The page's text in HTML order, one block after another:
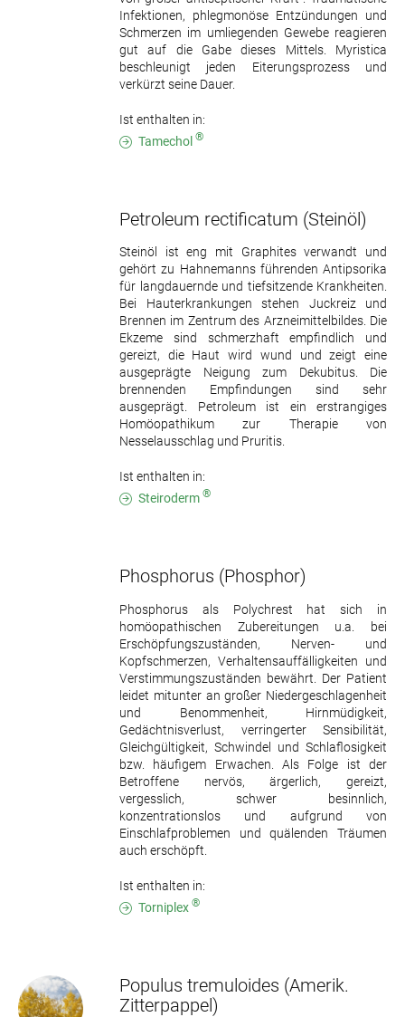
Infektionen, phlegmonöse Entzündungen und
Schmerzen im umliegenden Gewebe reagieren
gut auf die Gabe dieses Mittels. Myristica
beschleunigt jeden Eiterungsprozess und
verkürzt seine Dauer.
Ist enthalten in:
Tamechol ®
Petroleum rectificatum (Steinöl)
Steinöl ist eng mit Graphites verwandt und
gehört zu Hahnemanns führenden Antipsorika
für langdauernde und tiefsitzende Krankheiten.
Bei Hauterkrankungen stehen Juckreiz und
Brennen im Zentrum des Arzneimittelbildes. Die
Ekzeme sind schmerzhaft empfindlich und
gereizt, die Haut wird wund und zeigt eine
ausgeprägte Neigung zum Dekubitus. Die
brennenden Empfindungen sind sehr
ausgeprägt. Petroleum ist ein erstrangiges
Homöopathikum zur Therapie von
Nesselausschlag und Pruritis.
Ist enthalten in:
Steiroderm ®
Phosphorus (Phosphor)
Phosphorus als Polychrest hat sich in
homöopathischen Zubereitungen u.a. bei
Erschöpfungszuständen, Nerven- und
Kopfschmerzen, Verhaltensauffälligkeiten und
Verstimmungszuständen bewährt. Der Patient
leidet mitunter an großer Niedergeschlagenheit
und Benommenheit, Hirnmüdigkeit,
Gedächtnisverlust, verringerter Sensibilität,
Gleichgültigkeit, Schwindel und Schlaflosigkeit
bzw. häufigem Erwachen. Als Folge ist der
Betroffene nervös, ärgerlich, gereizt,
vergesslich, schwer besinnlich,
konzentrationslos und aufgrund von
Einschlafproblemen und quälenden Träumen
auch erschöpft.
Ist enthalten in:
Torniplex ®
Populus tremuloides (Amerik.
Zitterpappel)